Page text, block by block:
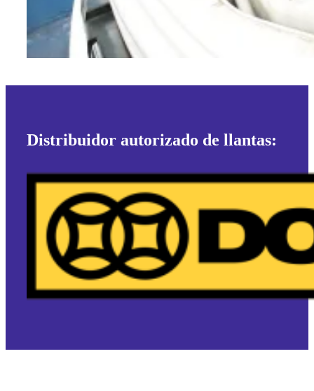
Distribuidor autorizado de llantas: